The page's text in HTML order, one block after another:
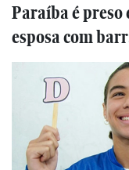
Paraíba é preso
esposa com